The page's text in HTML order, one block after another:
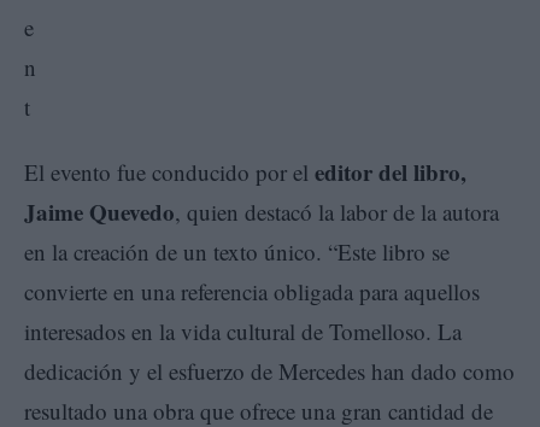
El evento fue conducido por el editor del libro,
Jaime Quevedo, quien destacó la labor de la autora
en la creación de un texto único. “Este libro se
convierte en una referencia obligada para aquellos
interesados en la vida cultural de Tomelloso. La
dedicación y el esfuerzo de Mercedes han dado como
resultado una obra que ofrece una gran cantidad de